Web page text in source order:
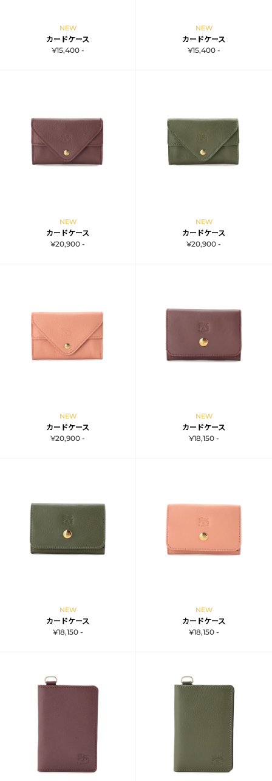
NEW
カードケース
¥15,400 -
NEW
カードケース
¥15,400 -
NEW
カードケース
¥20,900 -
NEW
カードケース
¥20,900 -
NEW
カードケース
¥20,900 -
NEW
カードケース
¥18,150 -
NEW
カードケース
¥18,150 -
NEW
カードケース
¥18,150 -